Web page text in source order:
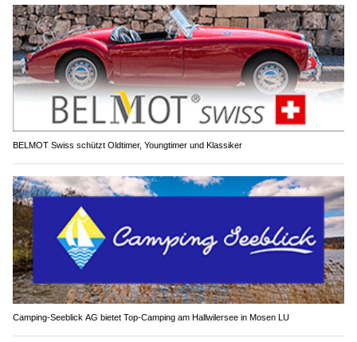
BELMOT Swiss schützt Oldtimer, Youngtimer und Klassiker
Camping-Seeblick AG bietet Top-Camping am Hallwilersee in Mosen LU